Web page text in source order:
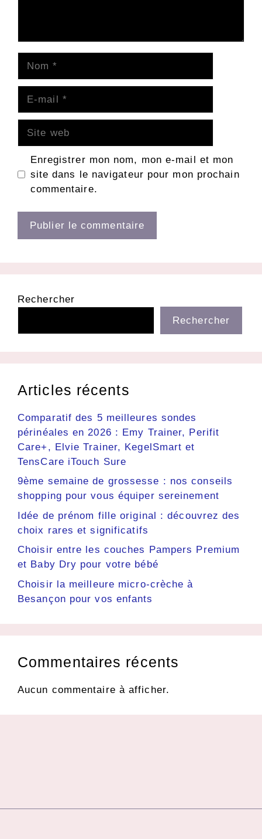
Enregistrer mon nom, mon e-mail et mon
site dans le navigateur pour mon prochain
commentaire.
Rechercher
Rechercher
Articles récents
Comparatif des 5 meilleures sondes
périnéales en 2026 : Emy Trainer, Perifit
Care+, Elvie Trainer, KegelSmart et
TensCare iTouch Sure
9ème semaine de grossesse : nos conseils
shopping pour vous équiper sereinement
Idée de prénom fille original : découvrez des
choix rares et significatifs
Choisir entre les couches Pampers Premium
et Baby Dry pour votre bébé
Choisir la meilleure micro-crèche à
Besançon pour vos enfants
Commentaires récents
Aucun commentaire à afficher.